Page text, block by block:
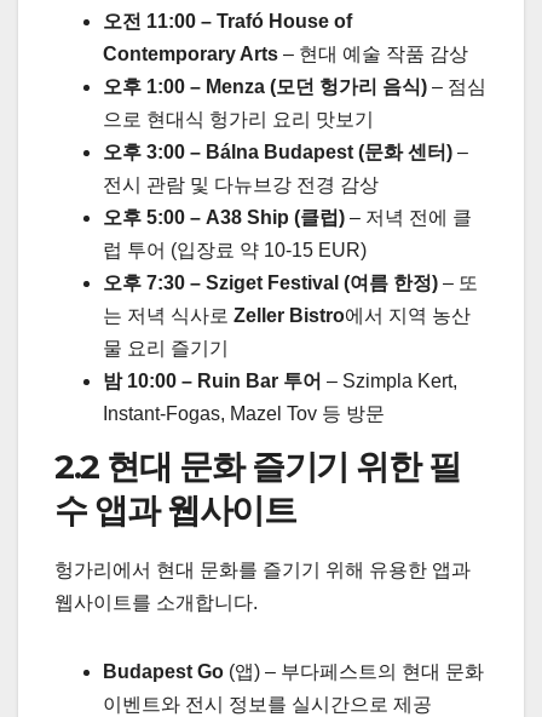
오전 11:00 – Trafó House of
Contemporary Arts – 현대 예술 작품 감상
오후 1:00 – Menza (모던 헝가리 음식) – 점심
으로 현대식 헝가리 요리 맛보기
오후 3:00 – Bálna Budapest (문화 센터) –
전시 관람 및 다뉴브강 전경 감상
오후 5:00 – A38 Ship (클럽) – 저녁 전에 클
럽 투어 (입장료 약 10-15 EUR)
오후 7:30 – Sziget Festival (여름 한정) – 또
는 저녁 식사로 Zeller Bistro에서 지역 농산
물 요리 즐기기
밤 10:00 – Ruin Bar 투어 – Szimpla Kert,
Instant-Fogas, Mazel Tov 등 방문
2.2 현대 문화 즐기기 위한 필
수 앱과 웹사이트
헝가리에서 현대 문화를 즐기기 위해 유용한 앱과
웹사이트를 소개합니다.
Budapest Go (앱) – 부다페스트의 현대 문화
이벤트와 전시 정보를 실시간으로 제공